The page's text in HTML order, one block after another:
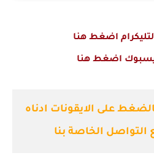
اضغط هنا
اضغط هنا
على الايقونات ادناه
التواصل الخاصة بنا